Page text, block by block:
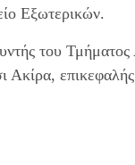
Εξωτερικών.
του
Ακίρα,